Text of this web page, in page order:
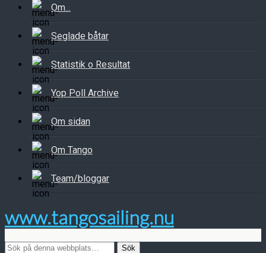
Om...
Seglade båtar
Statistik o Resultat
Yop Poll Archive
Om sidan
Om Tango
Team/bloggar
www.tangosailing.nu